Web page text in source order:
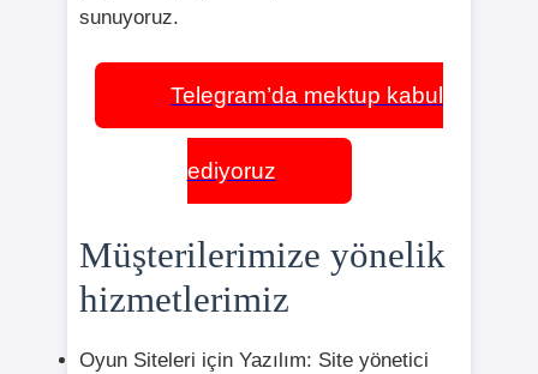
sunuyoruz.
Telegram’da mektup kabul
ediyoruz
Müşterilerimize yönelik
hizmetlerimiz
Oyun Siteleri için Yazılım: Site yönetici